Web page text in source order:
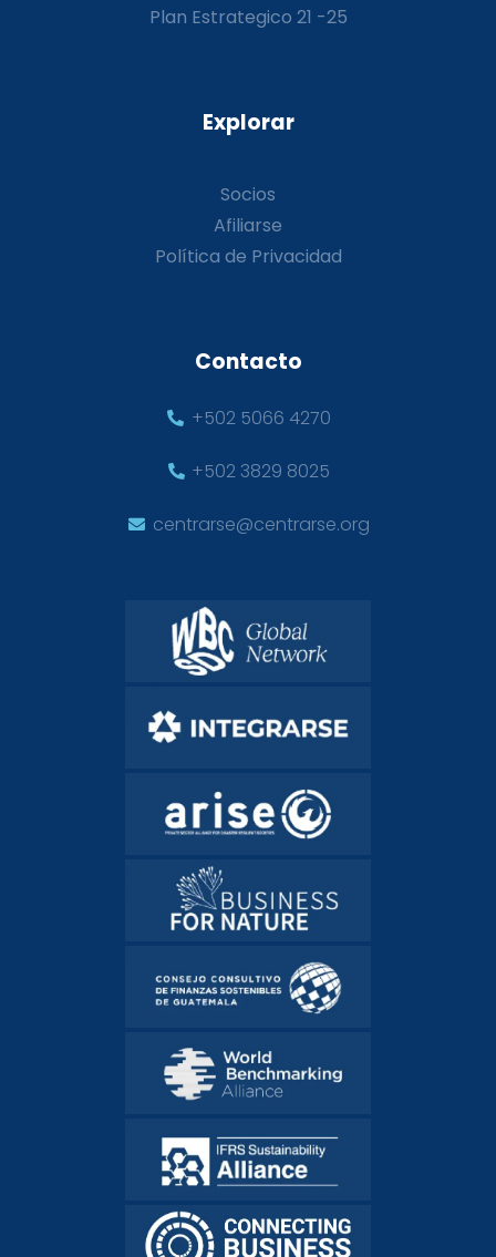
Plan Estrategico 21 -25
Explorar
Socios
Afiliarse
Política de Privacidad
Contacto
+502 5066 4270
+502 3829 8025
centrarse@centrarse.org